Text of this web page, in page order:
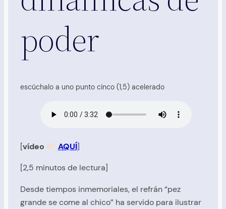
poder
escúchalo a uno punto cinco (1,5) acelerado
[vídeo AQUÍ]
[2,5 minutos de lectura]
Desde tiempos inmemoriales, el refrán “pez
grande se come al chico” ha servido para ilustrar